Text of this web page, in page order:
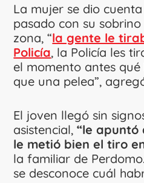
La mujer se dio
pasado con su
zona, “la gente le
Policía, la Policía les
el momento antes qué
que una pelea”,
El joven llegó sin
asistencial,“le
le metió bien el tiro
la familiar de
se desconoce cuál